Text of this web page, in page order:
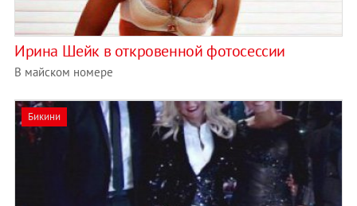
Ирина Шейк в откровенной фотосессии
В майском номере
Бикини